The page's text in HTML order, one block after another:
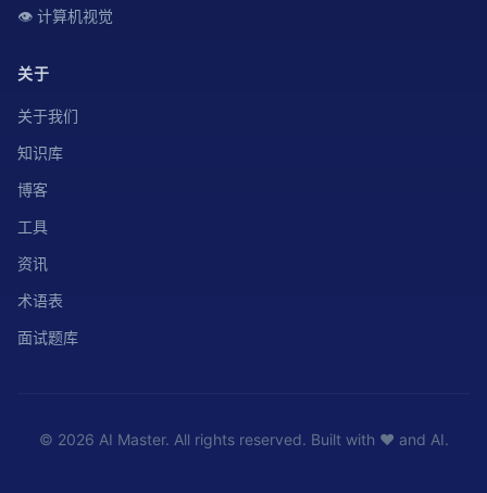
👁️ 计算机视觉
关于
关于我们
知识库
博客
工具
资讯
术语表
面试题库
© 2026 AI Master. All rights reserved. Built with ❤️ and AI.